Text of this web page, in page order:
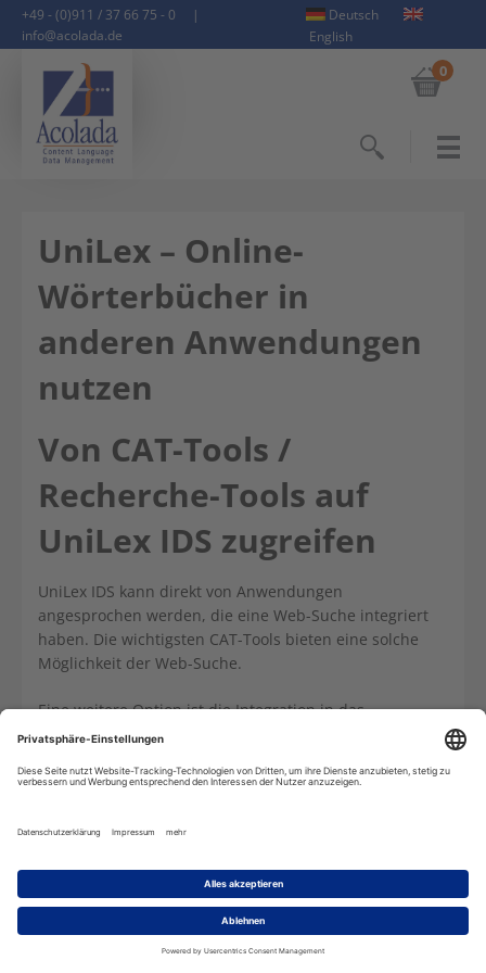
+49 - (0)911 / 37 66 75 - 0
|
info@acolada.de
Deutsch
English
0
UniLex – Online-
Wörterbücher in
anderen Anwendungen
nutzen
Von CAT-Tools /
Recherche-Tools auf
UniLex IDS zugreifen
UniLex IDS kann direkt von Anwendungen
angesprochen werden, die eine Web-Suche integriert
haben. Die wichtigsten CAT-Tools bieten eine solche
Möglichkeit der Web-Suche.
Eine weitere Option ist die Integration in das
Recherche-Tool Omni-Lookup. Damit kann in beliebigen
in den Wörterbüchern nachgeschlagen werden.
Für die Konfiguration der Web-Suche benötigen Sie die
Zugangsdaten.
Hier sind einige Zugangsarten beispielhaft dargestellt: